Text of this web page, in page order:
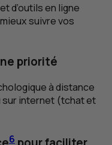
d’outils en ligne
suivre vos
priorité
à distance
internet (tchatet
6